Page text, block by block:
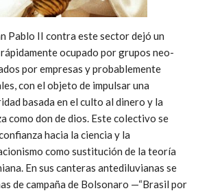
Pablo II contra este sector dejó un
ocupado por grupos neo-
por empresas y probablemente
con el objeto de impulsar una
basada en el culto al dinero y la
como don de dios. Este colectivo se
hacia la ciencia y la
como sustitución de la teoría
En sus canteras antediluvianas se
de campaña de Bolsonaro —“Brasil por